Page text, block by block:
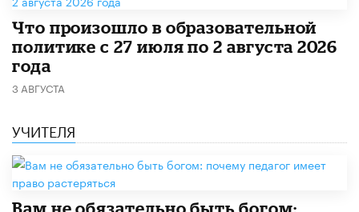
​Что произошло в образовательной
политике с 27 июля по 2 августа 2026
года
3 АВГУСТА
УЧИТЕЛЯ